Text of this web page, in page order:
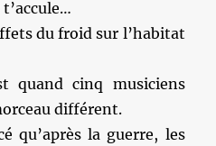
du froid sur l’habitat
quand cinq musiciens
différent.
qu’après la guerre, les